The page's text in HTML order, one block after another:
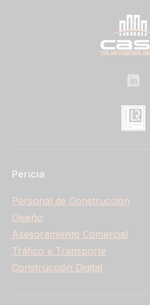
Pericia
Personal de Construcción
Diseño
Asesoramiento Comercial
Tráfico y Transporte
Construcción Digital